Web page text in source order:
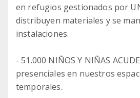
en refugios gestionados por
distribuyen materiales y se
instalaciones.
- 51.000 NIÑOS Y NIÑAS
presenciales en nuestros
temporales.